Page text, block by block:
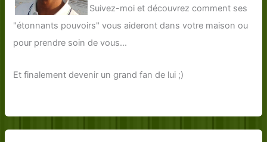
Suivez-moi et découvrez comment ses
"étonnants pouvoirs" vous aideront dans votre maison ou
pour prendre soin de vous...
Et finalement devenir un grand fan de lui ;)